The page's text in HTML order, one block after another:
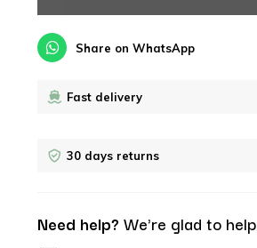
Share on WhatsApp
Fast delivery
30 days returns
Need help? We're glad to help